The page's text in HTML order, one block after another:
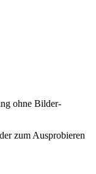
ohne Bilder-
zum Ausprobieren